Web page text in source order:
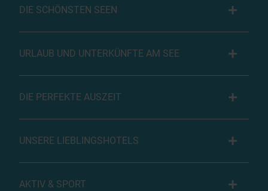
DIE SCHÖNSTEN SEEN
URLAUB UND UNTERKÜNFTE AM SEE
DIE PERFEKTE AUSZEIT
UNSERE LIEBLINGSHOTELS
AKTIV & SPORT